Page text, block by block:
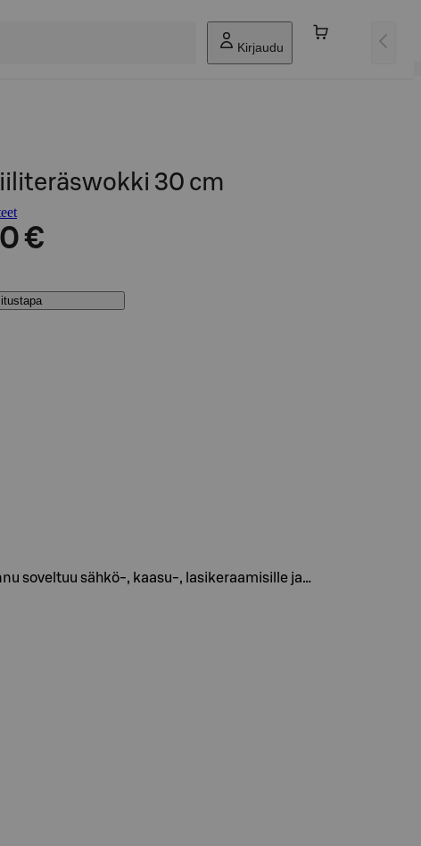
Kirjaudu
30 cm
€
soveltuu sähkö-, kaasu-, lasikeraamisille ja…